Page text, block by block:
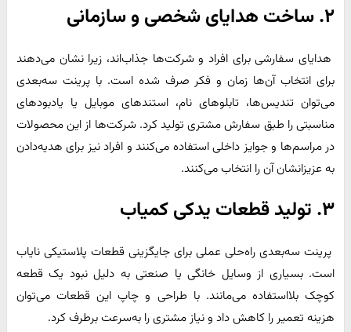
۲. ساخت هدایای شخصی و سازمانی
هدایای سفارشی برای افراد و شرکت‌ها جذاب‌اند، زیرا نشان می‌دهند
برای انتخاب آن‌ها زمان و فکر صرف شده است. با پرینت سه‌بعدی
می‌توان تندیس‌ها، تابلوهای نام، استندهای موبایل یا یادبودهای
مناسبتی را طبق سفارش مشتری تولید کرد. شرکت‌ها از این محصولات
در مراسم‌ها و جوایز داخلی استفاده می‌کنند و افراد نیز برای هدیه‌دادن
به عزیزانشان آن را انتخاب می‌کنند.
۳. تولید قطعات یدکی کمیاب
پرینت سه‌بعدی راه‌حلی عملی برای جایگزینی قطعات پلاستیکی نایاب
است. بسیاری از وسایل خانگی یا صنعتی به دلیل نبود یک قطعه
کوچک بلااستفاده می‌مانند. با طراحی و چاپ این قطعات می‌توان
هزینه تعمیر را کاهش داد و نیاز مشتری را به‌سرعت برطرف کرد.